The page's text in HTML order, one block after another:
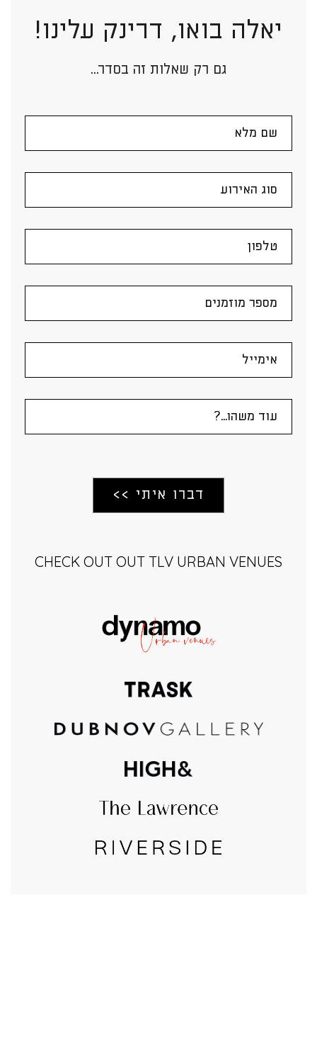
יאלה בואו, דרינק עלינו!
גם רק שאלות זה בסדר...
CHECK OUT OUT TLV URBAN VENUES